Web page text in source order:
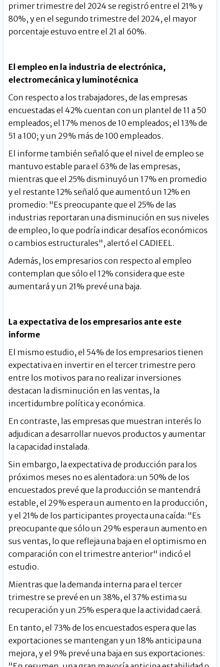
primer trimestre del 2024 se registró entre el 21% y
80%, y en el segundo trimestre del 2024, el mayor
porcentaje estuvo entre el 21 al 60%.
El empleo en la industria de electrónica,
electromecánica y luminotécnica
Con respecto a los trabajadores, de las empresas
encuestadas el 42% cuentan con un plantel de 11 a 50
empleados; el 17% menos de 10 empleados; el 13% de
51 a 100; y un 29% más de 100 empleados.
El informe también señaló que el nivel de empleo se
mantuvo estable para el 63% de las empresas,
mientras que el 25% disminuyó un 17% en promedio
y el restante 12% señaló que aumentó un 12% en
promedio: "Es preocupante que el 25% de las
industrias reportaran una disminución en sus niveles
de empleo, lo que podría indicar desafíos económicos
o cambios estructurales", alertó el CADIEEL.
Además, los empresarios con respecto al empleo
contemplan que sólo el 12% considera que este
aumentará y un 21% prevé una baja.
La expectativa de los empresarios ante este
informe
El mismo estudio, el 54% de los empresarios tienen
expectativa en invertir en el tercer trimestre pero
entre los motivos para no realizar inversiones
destacan la disminución en las ventas, la
incertidumbre política y económica.
En contraste, las empresas que muestran interés lo
adjudican a desarrollar nuevos productos y aumentar
la capacidad instalada.
Sin embargo, la expectativa de producción para los
próximos meses no es alentadora: un 50% de los
encuestados prevé que la producción se mantendrá
estable, el 29% espera un aumento en la producción,
y el 21% de los participantes proyecta una caída: "Es
preocupante que sólo un 29% espera un aumento en
sus ventas, lo que refleja una baja en el optimismo en
comparación con el trimestre anterior" indicó el
estudio.
Mientras que la demanda interna para el tercer
trimestre se prevé en un 38%, el 37% estima su
recuperación y un 25% espera que la actividad caerá.
En tanto, el 73% de los encuestados espera que las
exportaciones se mantengan y un 18% anticipa una
mejora, y el 9% prevé una baja en sus exportaciones: